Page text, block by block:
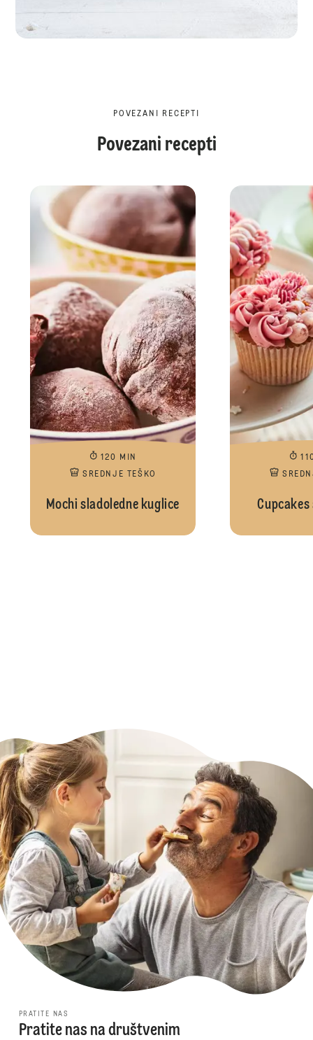
POVEZANI RECEPTI
Povezani recepti
120 MIN
SREDNJE TEŠKO
Mochi sladoledne kuglice
PRATITE NAS
Pratite nas na društvenim